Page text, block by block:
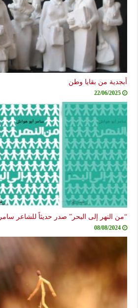
أبجدية من بقايا وطن
22/06/2025
“من النهر إلى البحر” صدر حديثاً للشاعر
08/08/2024